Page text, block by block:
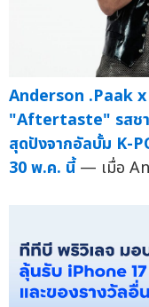
Anderson .Paak x
"Aftertaste" รสชา
สุดปังจากอัลบั้ม K-
30 พ.ค. นี้ — เมื่อ